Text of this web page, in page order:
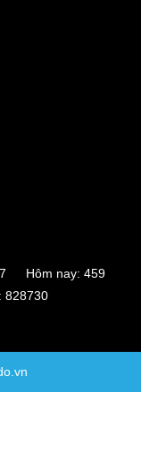
7 Hôm nay: 459